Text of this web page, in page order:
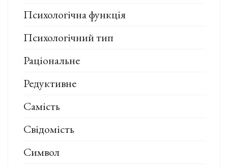
Психологічна функція
Психологічний тип
Раціональне
Редуктивне
Самість
Свідомість
Символ